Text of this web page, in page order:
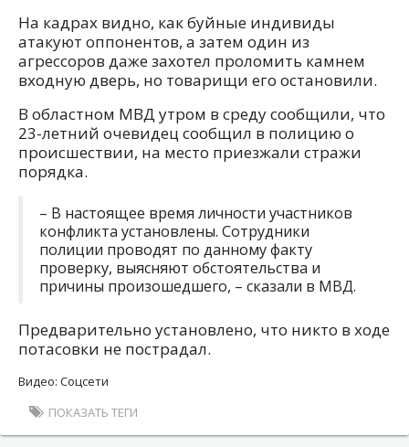
На кадрах видно, как буйные индивиды
атакуют оппонентов, а затем один из
агрессоров даже захотел проломить камнем
входную дверь, но товарищи его остановили.
В областном МВД утром в среду сообщили, что
23-летний очевидец сообщил в полицию о
происшествии, на место приезжали стражи
порядка.
– В настоящее время личности участников
конфликта установлены. Сотрудники
полиции проводят по данному факту
проверку, выясняют обстоятельства и
причины произошедшего, – сказали в МВД.
Предварительно установлено, что никто в ходе
потасовки не пострадал.
Видео: Соцсети
ПОКАЗАТЬ ТЕГИ